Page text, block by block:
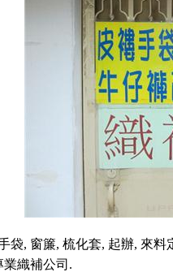
袋, 窗簾, 梳化套, 起辦, 來料
織補公司.